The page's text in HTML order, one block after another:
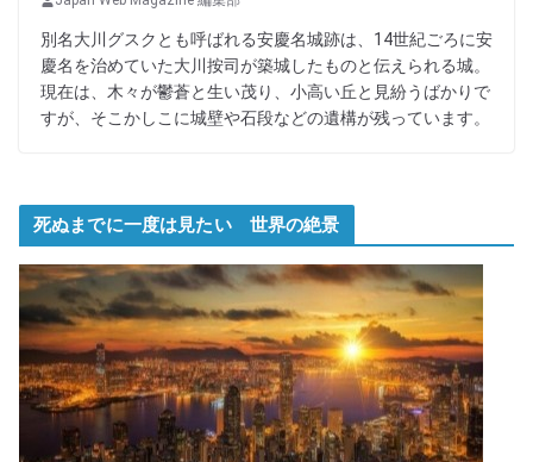
別名大川グスクとも呼ばれる安慶名城跡は、14世紀ごろに安
慶名を治めていた大川按司が築城したものと伝えられる城。
現在は、木々が鬱蒼と生い茂り、小高い丘と見紛うばかりで
すが、そこかしこに城壁や石段などの遺構が残っています。
死ぬまでに一度は見たい 世界の絶景